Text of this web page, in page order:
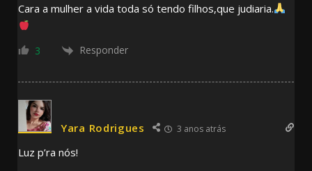
Cara a mulher a vida toda só tendo filhos,que judiaria.
3 Responder
Yara Rodrigues 3 anos atrás
Luz p’ra nós!